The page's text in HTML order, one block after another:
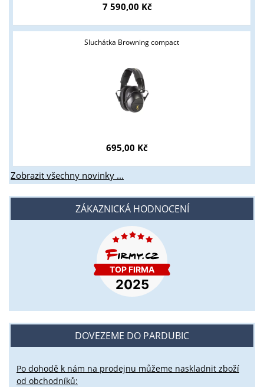
7 590,00 Kč
Sluchátka Browning compact
695,00 Kč
Zobrazit všechny novinky ...
ZÁKAZNICKÁ HODNOCENÍ
DOVEZEME DO PARDUBIC
Po dohodě k nám na prodejnu můžeme naskladnit zboží
od obchodníků: